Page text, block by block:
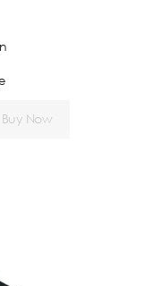
Buy Now